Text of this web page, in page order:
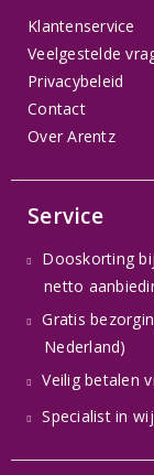
Klantenservice
Veelgestelde
Privacybeleid
Contact
Over Arentz
Service
Dooskorting
netto
Gratis
Nederland)
Veilig betalen
Specialist in